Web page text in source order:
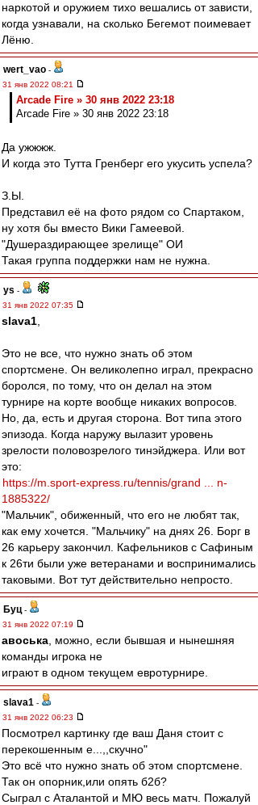
наркотой и оружием тихо вешались от зависти,
когда узнавали, на сколько Бегемот поимевает
Лёню.
wert_vao -
31 янв 2022 08:21
Arcade Fire » 30 янв 2022 23:18
Arcade Fire » 30 янв 2022 23:18
Да ужжжж.
И когда это Тутта Гренберг его укусить успела?
З.Ы.
Представил её на фото рядом со Спартаком,
ну хотя бы вместо Вики Гамеевой.
"Душераздирающее зрелище" ОИ
Такая группа поддержки нам не нужна.
ys -
31 янв 2022 07:35
slava1
Это не все, что нужно знать об этом
спортсмене. Он великолепно играл, прекрасно
боролся, по тому, что он делал на этом
турнире на корте вообще никаких вопросов.
Но, да, есть и другая сторона. Вот типа этого
эпизода. Когда наружу вылазит уровень
зрелости половозрелого тинэйджера. Или вот
это:
https://m.sport-express.ru/tennis/grand ... n-
1885322/
"Мальчик", обиженный, что его не любят так,
как ему хочется. "Мальчику" на днях 26. Борг в
26 карьеру закончил. Кафельников с Сафиным
к 26ти были уже ветеранами и воспринимались
таковыми. Вот тут действительно непросто.
Буц -
31 янв 2022 07:19
авоська , можно, если бывшая и нынешняя
команды игрока не
играют в одном текущем евротурнире.
slava1 -
31 янв 2022 06:23
Посмотрел картинку где ваш Даня стоит с
перекошенным е...,,скучно"
Это всё что нужно знать об этом спортсмене.
Так он опорник,или опять б2б?
Cыграл с Аталантой и МЮ весь матч. Пожалуй